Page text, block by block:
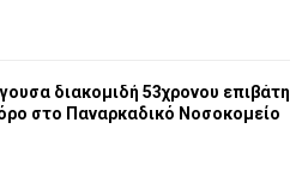
διακομιδή 53χρονου επιβάτη
στο Παναρκαδικό Νοσοκομείο